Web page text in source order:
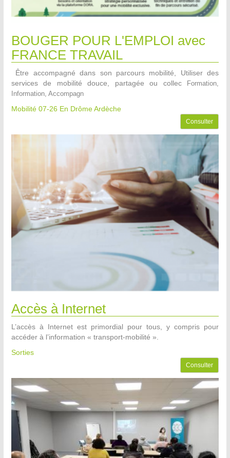
BOUGER POUR L'EMPLOI avec
FRANCE TRAVAIL
Être accompagné dans son parcours mobilité, Utiliser des
services de mobilité douce, partagée ou collec
Formation,
Information, Accompagn
Mobilité 07-26 En Drôme Ardèche
Consulter
Accès à Internet
L’accès à Internet est primordial pour tous, y compris pour
accéder à l’information « transport-mobilité ».
Sorties
Consulter